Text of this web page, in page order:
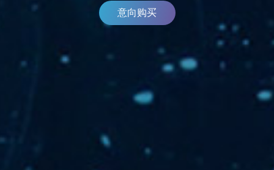
意向购买